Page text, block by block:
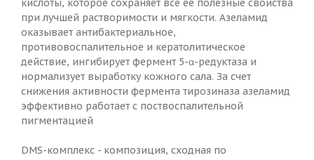
кислоты, которое сохраняет все ее полезные свойства
при лучшей растворимости и мягкости. Азеламид
оказывает антибактериальное,
противовоспалительное и кератолитическое
действие, ингибирует фермент 5-α-редуктаза и
нормализует выработку кожного сала. За счет
снижения активности фермента тирозиназа азеламид
эффективно работает с поствоспалительной
пигментацией
DMS-комплекс - композиция, сходная по